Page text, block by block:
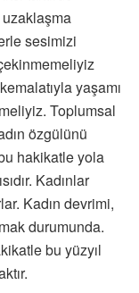
sesimizi
yaşamı
Toplumsal
özgülünü
hakikatle yola
Kadınlar
Kadın devrimi,
durumunda.
bu yüzyıl